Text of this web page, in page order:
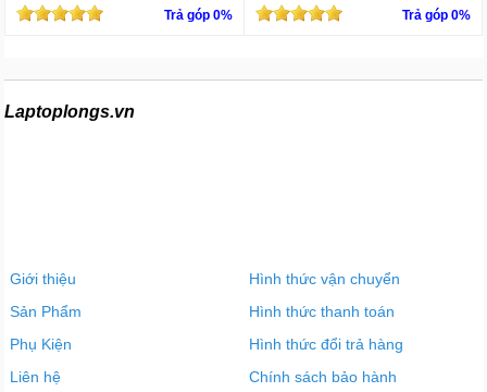
Trả góp 0% Trả góp 0%
Laptoplongs.vn
Giới thiệu
Sản Phẩm
Phụ Kiện
Liên hệ
Hình thức vận chuyển
Hình thức thanh toán
Hình thức đổi trả hàng
Chính sách bảo hành